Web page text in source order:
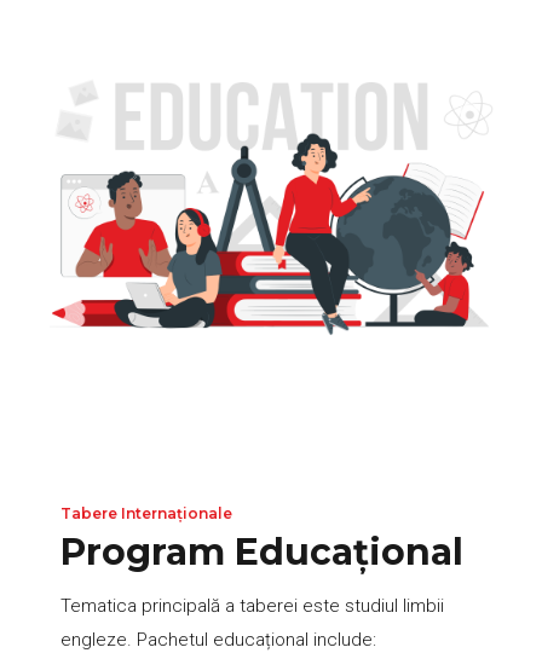
Tabere Internaționale
Program Educațional
Tematica principală a taberei este studiul limbii
engleze. Pachetul educațional include: